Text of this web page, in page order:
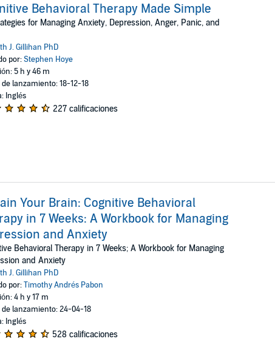
Behavioral Therapy Made Simple
for Managing Anxiety, Depression, Anger, Panic, and
J. Gillihan PhD
por:Stephen Hoye
5 h y 46 m
de lanzamiento: 18-12-18
Inglés
227 calificaciones
Your Brain: Cognitive Behavioral
in 7 Weeks: A Workbook for Managing
and Anxiety
Behavioral Therapy in 7 Weeks; A Workbook for Managing
and Anxiety
J. Gillihan PhD
por:Timothy Andrés Pabon
4 h y 17 m
de lanzamiento: 24-04-18
Inglés
528 calificaciones